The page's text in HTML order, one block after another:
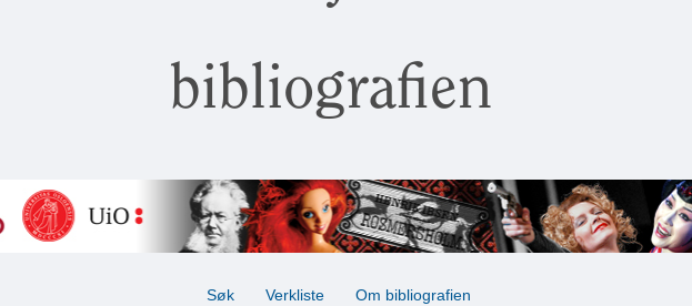
bibliografien
Søk Verkliste Om bibliografien